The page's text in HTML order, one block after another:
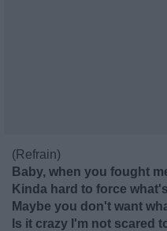
(Refrain)
Baby, when you fought
Kinda hard to force
Maybe you don't want
Is it crazy I'm not scared